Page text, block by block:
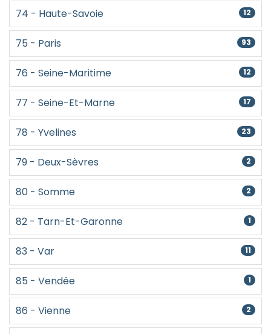
74 - Haute-Savoie 12
75 - Paris 93
76 - Seine-Maritime 12
77 - Seine-Et-Marne 17
78 - Yvelines 23
79 - Deux-Sèvres 2
80 - Somme 2
82 - Tarn-Et-Garonne 1
83 - Var 11
85 - Vendée 1
86 - Vienne 2